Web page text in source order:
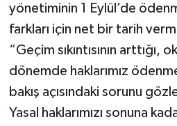
yönetiminin 1 Eylül’de
farkları için net bir tarih
“Geçim sıkıntısının arttığı,
dönemde haklarımız
bakış açısındaki sorunu
Yasal haklarımızı sonuna